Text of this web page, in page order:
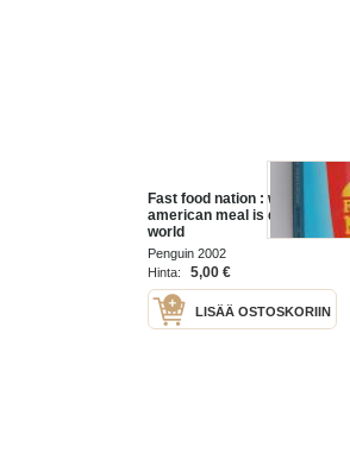
Fast food nation : what the all-
american meal is doing to the
world
Penguin 2002
Hinta:
5,00 €
LISÄÄ OSTOSKORIIN